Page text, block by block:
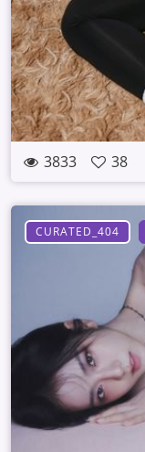
3833 38
CURATED_404